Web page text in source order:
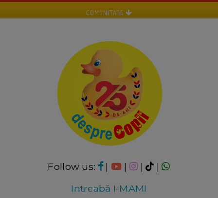
COMUNITATE
Follow us: | | |
|
Intreabă I-MAMI